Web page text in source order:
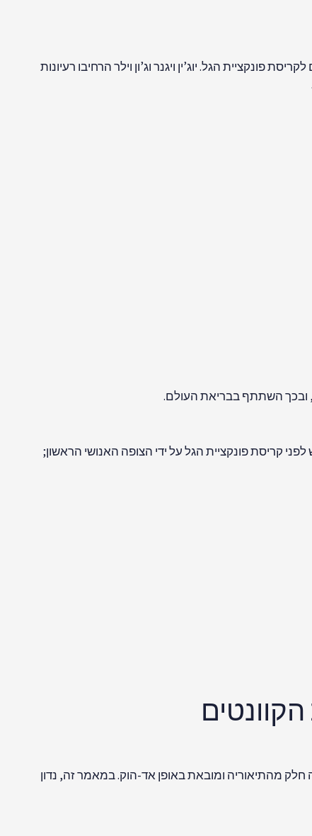
שגרם לקריסת פונקציית הגל. יוג’ין ויגנר וג’ון וילר הרחיבו רעיונות
מהתיאוריה ומובאת באופן אד-הוק. במאמר זה, נדון
דומה, מכניקת הקוונטים אוסרת על כל חילופי מידע
ויט דיברו על התפצלות בכל פעם שהיה מעבר בין מצבים
ריבוי היקומים קיים